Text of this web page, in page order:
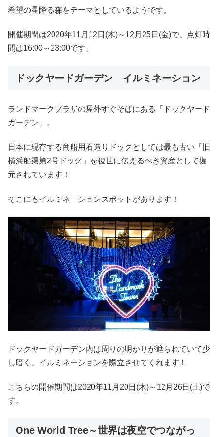
希望の星降る森をテーマとしているようです。
開催期間は2020年11月12日(木)～12月25日(金)で、点灯時
間は16:00～23:00です。
ドックヤードガーデン イルミネーション
ランドマークプラザの屋外すぐそばにある「ドックヤード
ガーデン」。
日本に現存する商船用石造りドックとしては最も古い「旧
横浜船渠第2号ドック」を後世に伝えるべき資産として復
元されています！
そこにもイルミネーションスポットがあります！
ドックヤードガーデン内は周りの明かりが遮られていて少
し暗く、イルミネーションを際立させてくれます！
こちらの開催期間は2020年11月20日(木)～12月26日(土)で
す。
One World Tree～世界は夜空でつながっ